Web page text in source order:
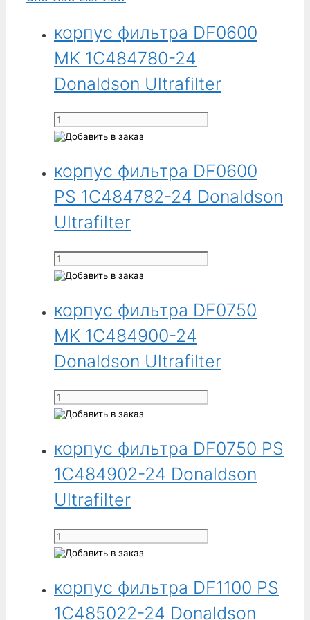
корпус фильтра DF0600
MK 1C484780-24
Donaldson Ultrafilter
Количество
товара
фильтра
DF0600
MK
1C484780-
24
Donaldson
Ultrafilter
корпус фильтра DF0600
PS 1C484782-24 Donaldson
Ultrafilter
Количество
товара
фильтра
DF0600
PS
1C484782-
24
Donaldson
Ultrafilter
корпус фильтра DF0750
MK 1C484900-24
Donaldson Ultrafilter
Количество
товара
фильтра
DF0750
MK
1C484900-
24
Donaldson
Ultrafilter
корпус фильтра DF0750 PS
1C484902-24 Donaldson
Ultrafilter
Количество
товара
фильтра
DF0750
корпус фильтра DF1100 PS
1C485022-24 Donaldson